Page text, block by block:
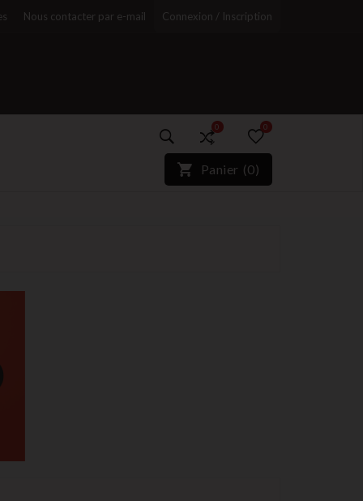
Nous contacter par e-mail Connexion / Inscription
0
)*}
0
Panier (0)